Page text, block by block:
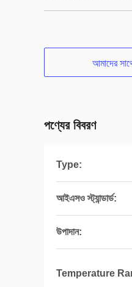
আমাদের
পণ্যের বিবরণ
Type:
আইএসও স্ট্যান্ডার্ড:
উপাদান:
Temperature